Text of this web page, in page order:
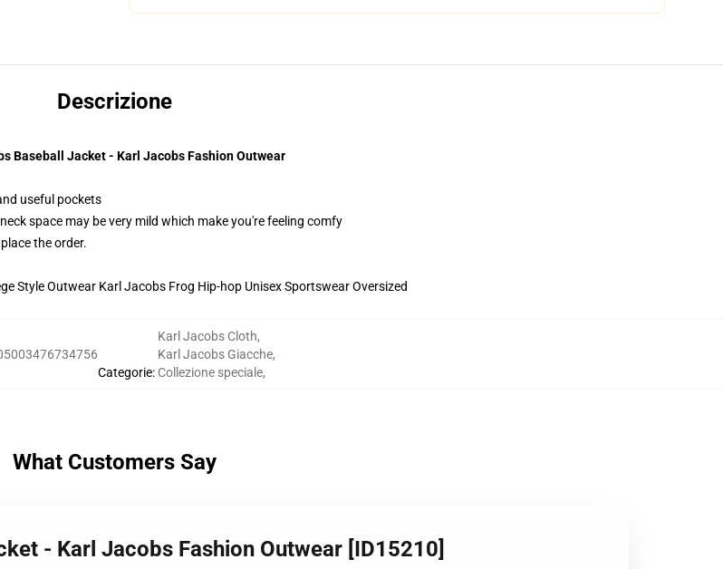
Descrizione
Baseball Jacket - Karl Jacobs Fashion Outwear
useful pockets
space may be very mild which make you're feeling comfy
the order.
Categorie:
Karl Jacobs Cloth,
Karl Jacobs Giacche,
Collezione speciale,
What Customers Say
- Karl Jacobs Fashion Outwear [ID15210]